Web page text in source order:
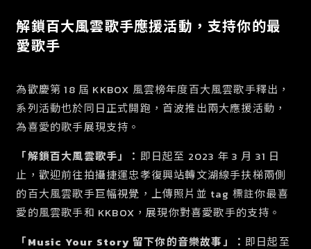
解鎖百大風雲歌手應援活動，支持你的最
愛歌手
為歡慶第 18 屆 KKBOX 風雲榜年度百大風雲歌手釋出，
系列活動也於同日正式開跑，首波推出兩大應援活動，
為喜愛的歌手展現支持。
「解鎖百大風雲歌手」： 即日起至 2023 年 3 月 31 日
止，歡迎前往拍攝捷運忠孝復興站轉文湖線手扶梯兩側
的百大風雲歌手巨幅視覺 ，上傳照片 並 tag 標註你最喜
愛的風雲歌手和 KKBOX，展現你對喜愛歌手的支持。
「Music Your Story 留下你的音樂故事」： 即日起至